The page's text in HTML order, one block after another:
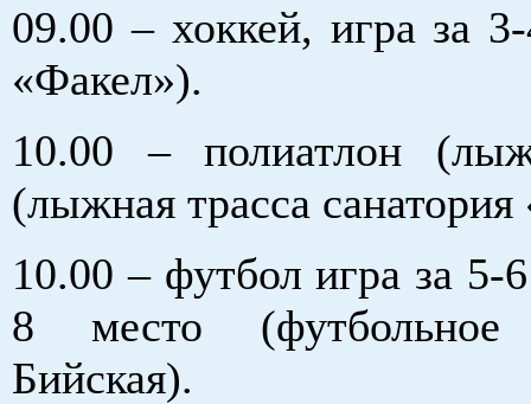
09.00 – хоккей, игра за
«Факел»).
10.00 – полиатлон
(лыжная трасса санатория
10.00 – футбол игра за 5-
8 место
Бийская).